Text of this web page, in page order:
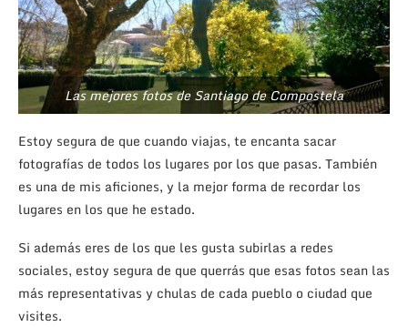
Las mejores fotos de Santiago de Compostela
Estoy segura de que cuando viajas, te encanta sacar
fotografías de todos los lugares por los que pasas. También
es una de mis aficiones, y la mejor forma de recordar los
lugares en los que he estado.
Si además eres de los que les gusta subirlas a redes
sociales, estoy segura de que querrás que esas fotos sean las
más representativas y chulas de cada pueblo o ciudad que
visites.